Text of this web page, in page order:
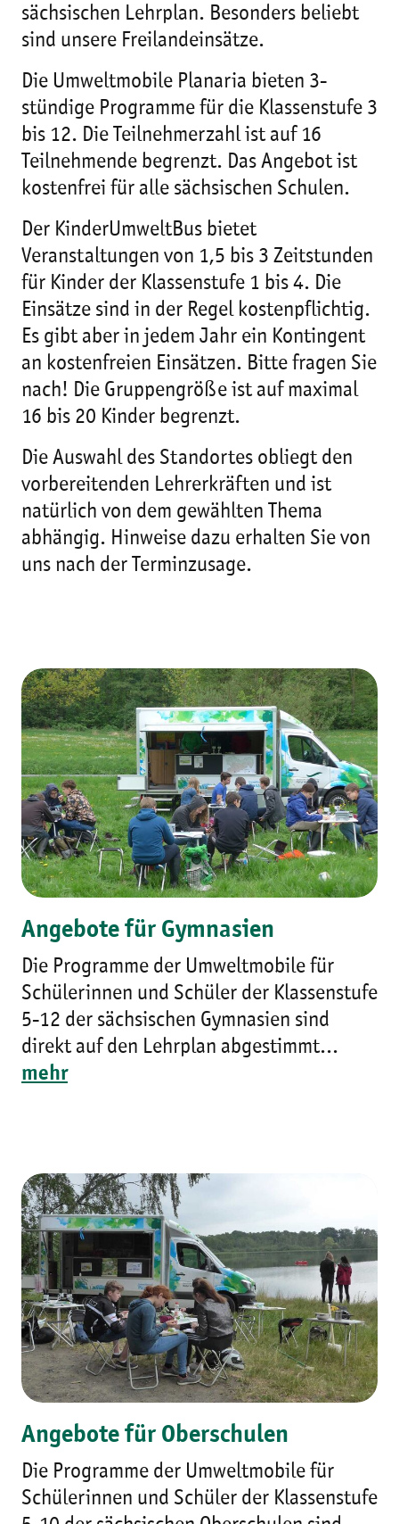
sächsischen Lehrplan. Besonders beliebt
sind unsere Freilandeinsätze.
Die Umweltmobile Planaria bieten 3-
stündige Programme für die Klassenstufe 3
bis 12. Die Teilnehmerzahl ist auf 16
Teilnehmende begrenzt. Das Angebot ist
kostenfrei für alle sächsischen Schulen.
Der KinderUmweltBus bietet
Veranstaltungen von 1,5 bis 3 Zeitstunden
für Kinder der Klassenstufe 1 bis 4. Die
Einsätze sind in der Regel kostenpflichtig.
Es gibt aber in jedem Jahr ein Kontingent
an kostenfreien Einsätzen. Bitte fragen Sie
nach! Die Gruppengröße ist auf maximal
16 bis 20 Kinder begrenzt.
Die Auswahl des Standortes obliegt den
vorbereitenden Lehrerkräften und ist
natürlich von dem gewählten Thema
abhängig. Hinweise dazu erhalten Sie von
uns nach der Terminzusage.
Angebote für Gymnasien
Die Programme der Umweltmobile für
Schülerinnen und Schüler der Klassenstufe
5-12 der sächsischen Gymnasien sind
direkt auf den Lehrplan abgestimmt...
mehr
Angebote für Oberschulen
Die Programme der Umweltmobile für
Schülerinnen und Schüler der Klassenstufe